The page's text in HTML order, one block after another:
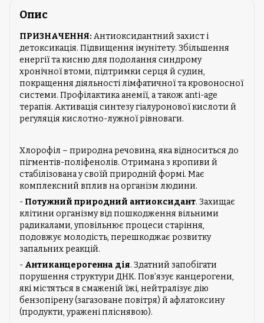
Опис
ПРИЗНАЧЕННЯ: Антиоксидантний захист і
детоксикація. Підвищення імунітету. Збільшення
енергії та кисню для подолання синдрому
хронічної втоми, підтримки серця й судин,
покращення діяльності лімфатичної та кровоносної
системи. Профілактика анемії, а також аnti-age
терапія. Активація синтезу гіалуронової кислоти й
регуляція кислотно-лужної рівноваги.
Хлорофіл – природна речовина, яка відноситься до
пігментів-поліфенолів. Отримана з кропиви й
стабілізована у своїй природній формі. Має
комплексний вплив на організм людини.
- Потужний природний антиоксидант. Захищає
клітини організму від пошкодження вільними
радикалами, уповільнює процеси старіння,
подовжує молодість, перешкоджає розвитку
запальних реакцій.
- Антиканцерогенна дія. Здатний запобігати
порушення структури ДНК. Пов’язує канцерогени,
які містяться в смаженій їжі, нейтралізує дію
бензопірену (загазоване повітря) й афлатоксину
(продукти, уражені пліснявою).